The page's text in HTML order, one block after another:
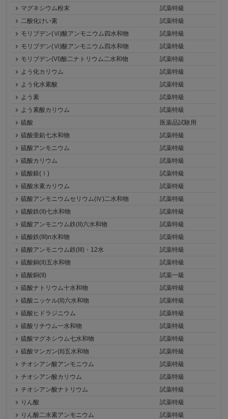
マグネシウム粉末
試薬特級
二酸化けい素
試薬特級
モリブデン(Ⅵ)酸アンモニウム四水和物
試薬特級
モリブデン(Ⅵ)酸アンモニウム四水和物
試薬特級
モリブデン(VI)酸二ナトリウム二水和物
試薬特級
よう化カリウム
試薬特級
よう化水素酸
試薬特級
よう素
試薬特級
よう素酸カリウム
試薬特級
硫酸
医薬品試験用
硫酸亜鉛七水和物
試薬特級
硫酸アンモニウム
試薬特級
硫酸カリウム
試薬特級
硫酸銀(Ⅰ)
試薬特級
硫酸水素カリウム
試薬特級
硫酸アンモニウムセリウム(Ⅳ)二水和物
試薬特級
硫酸鉄(II)七水和物
試薬特級
硫酸アンモニウム鉄(II)六水和物
試薬特級
硫酸鉄(III)n水和物
試薬特級
硫酸アンモニウム鉄(III)・12水
試薬特級
硫酸銅(II)五水和物
試薬特級
硫酸銅(II)
試薬一級
硫酸ナトリウム十水和物
試薬特級
硫酸ニッケル(II)六水和物
試薬特級
硫酸ヒドラジニウム
試薬特級
硫酸リチウム一水和物
試薬特級
硫酸マグネシウム七水和物
試薬特級
硫酸マンガン(II)五水和物
試薬特級
チオシアン酸アンモニウム
試薬特級
チオシアン酸カリウム
試薬特級
チオシアン酸ナトリウム
試薬特級
りん酸
試薬特級
りん酸二水素アンモニウム
試薬特級